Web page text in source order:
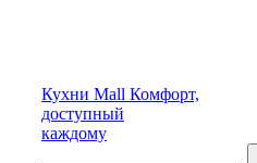
Кухни Mall Комфорт,
доступный
каждому